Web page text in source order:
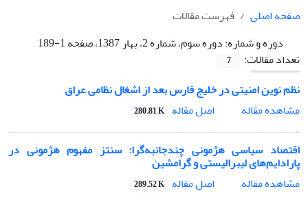
صفحه اصلی
فهرست مقالات
دوره و شماره:دوره سوم، شماره 2، بهار 1387، صفحه 1-189
تعداد مقالات:
7
نظم نوین امنیتی در خلیج فارس بعد از اشغال نظامی عراق
مشاهده مقاله
اصل مقاله 280.81 K
اقتصاد سیاسی هژمونی چندجانبه‌گرا: سنتز مفهوم هژمونی در
پارادایم‌های لیبرالیستی و ‌گرامشین
مشاهده مقاله
اصل مقاله 289.52 K